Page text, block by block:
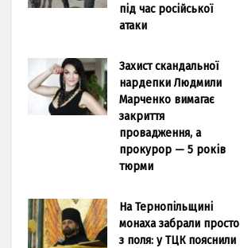
під час російської
атаки
Захист скандальної
нардепки Людмили
Марченко вимагає
закриття
провадження, а
прокурор — 5 років
тюрми
На Тернопільщині
монаха забрали просто
з поля: у ТЦК пояснили